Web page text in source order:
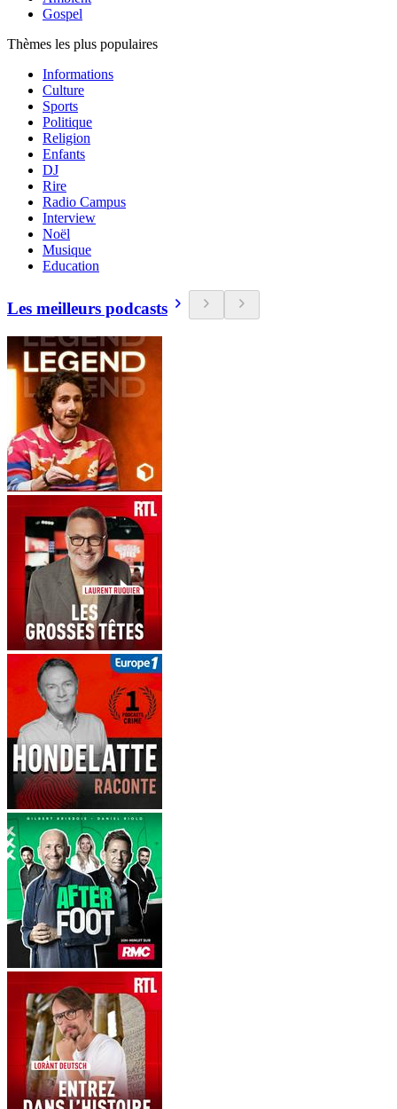
Gospel
Thèmes les plus populaires
Informations
Culture
Sports
Politique
Religion
Enfants
DJ
Rire
Radio Campus
Interview
Noël
Musique
Education
Les meilleurs podcasts